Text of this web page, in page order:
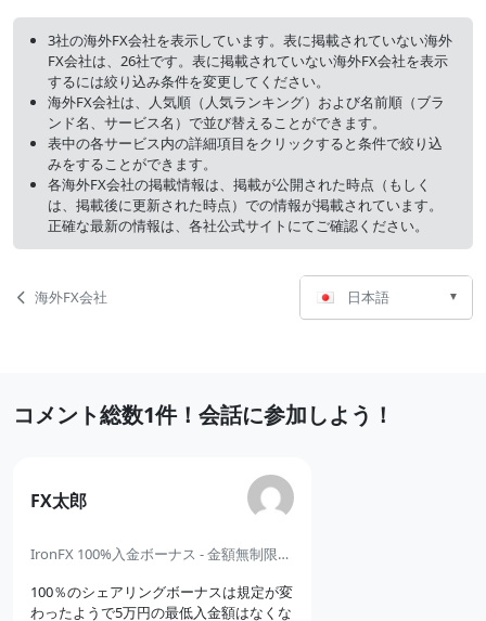
ま
せ
ん。
3社の海外FX会社を表示しています。表に掲載されていない海外
FX会社は、26社です。表に掲載されていない海外FX会社を表示
するには絞り込み条件を変更してください。
海外FX会社は、人気順（人気ランキング）および名前順（ブラ
ンド名、サービス名）で並び替えることができます。
表中の各サービス内の詳細項目をクリックすると条件で絞り込
みをすることができます。
各海外FX会社の掲載情報は、掲載が公開された時点（もしく
は、掲載後に更新された時点）での情報が掲載されています。
正確な最新の情報は、各社公式サイトにてご確認ください。
ペ
ナ
ビ
ー
ョ
ン
海外FX会社
言
語
日本語
最
コ
メ
ト
コメント総数1件！会話に参加しよう！
FX太郎の
メ
ト
IronFX 100%入金ボーナス - 金額無制限のシェアリングボーナス
100％のシェアリングボーナスは規定が変
わったようで5万円の最低入金額はなくな